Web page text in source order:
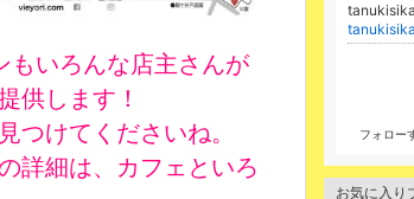
もいろんな店主さんが
供します！
つけてくださいね。
詳細は、カフェといろ
フォロー
お気に入り